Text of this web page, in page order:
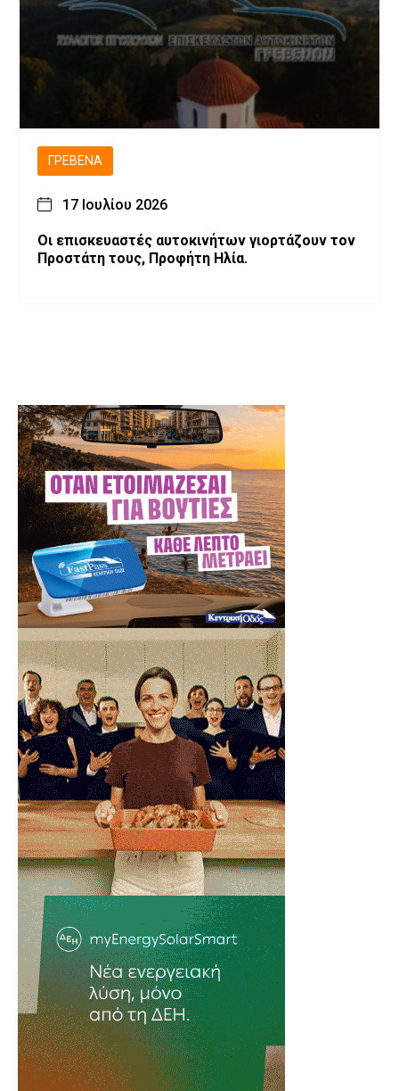
ΓΡΕΒΕΝΆ
17 Ιουλίου 2026
Οι επισκευαστές αυτοκινήτων γιορτάζουν τον
Προστάτη τους, Προφήτη Ηλία.